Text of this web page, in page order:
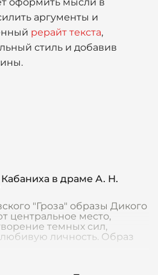
аргументы и
рерайт текста,
стиль и добавив
в драме А. Н.
"Гроза" образы Дикого
центральное место,
темных сил,
личность. Образ